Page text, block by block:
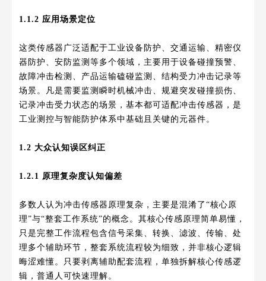
1.1.2 应用场景定位
这类传感器广泛适配于工业设备防护、交通运输、精密仪
器防护、安防监测等多个领域，主要用于设备碰撞预警、
故障冲击检测、产品运输磕碰监测、结构受力冲击记录等
场景。凡是需要监测瞬时机械冲击、规避突发碰撞损伤、
记录冲击受力状态的场景，基本都可适配冲击传感器，是
工业测控与智能防护体系中基础且关键的元器件。
1.2 大众认知误区纠正
1.2.1 原理复杂度认知偏差
多数人认为冲击传感器原理复杂，主要是混淆了“核心原
理”与“整套工作系统”的概念。其核心传感原理简单易懂，
只是完整工作流程包含信号采集、转换、滤波、传输、处
理多个辅助环节，整套系统流程较为细致，并非核心逻辑
晦涩难懂。只要剥离辅助配套流程，单独拆解核心传感逻
辑，普通人可快速理解。